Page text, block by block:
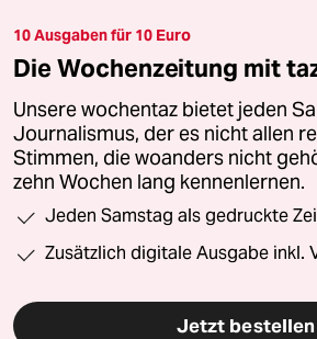
10 Ausgaben für 10 Euro
Die Wochenzeitung mit
Unsere wochentaz bietet jeden
Journalismus, der es nicht allen
Stimmen, die woanders nicht
zehn Wochen lang kennenlernen.
Jeden Samstag als gedruckte
Zusätzlich digitale Ausgabe inkl.
Jetzt bestellen